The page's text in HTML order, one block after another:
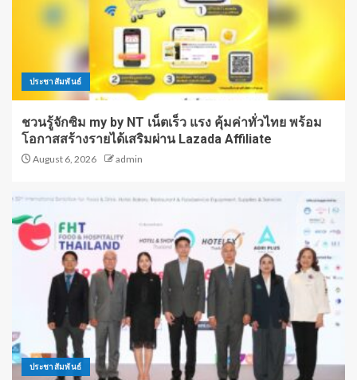
ประชาสัมพันธ์
ชวนรู้จักซิม my by NT เน็ตเร็ว แรง คุ้มค่าทั่วไทย พร้อม
โอกาสสร้างรายได้เสริมผ่าน Lazada Affiliate
August 6, 2026 admin
ประชาสัมพันธ์